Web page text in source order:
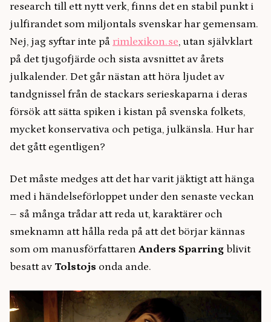
research till ett nytt verk, finns det en stabil punkt i
julfirandet som miljontals svenskar har gemensam.
Nej, jag syftar inte på rimlexikon.se, utan självklart
på det tjugofjärde och sista avsnittet av årets
julkalender. Det går nästan att höra ljudet av
tandgnissel från de stackars serieskaparna i deras
försök att sätta spiken i kistan på svenska folkets,
mycket konservativa och petiga, julkänsla. Hur har
det gått egentligen?
Det måste medges att det har varit jäktigt att hänga
med i händelseförloppet under den senaste veckan
– så många trådar att reda ut, karaktärer och
smeknamn att hålla reda på att det börjar kännas
som om manusförfattaren Anders Sparring blivit
besatt av Tolstojs onda ande.